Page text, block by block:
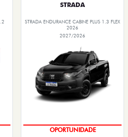
STRADA
STRADA ENDURANCE CABINE PLUS 1.3 FLEX
2026
2027/2026
OPORTUNIDADE